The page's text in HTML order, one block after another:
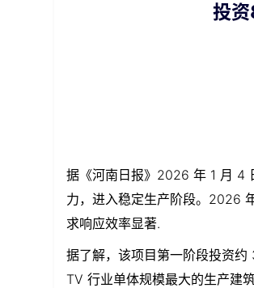
投
据《河南日报》2026 年 1 月 4
力，进入稳定生产阶段。2026
求响应效率显著.
据了解，该项目第一阶段投资约
TV 行业单体规模最大的生产建